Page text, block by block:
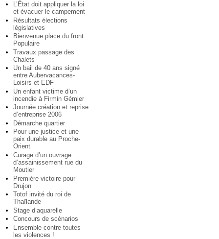
L’État doit appliquer la loi
et évacuer le campement
Résultats élections
législatives
Bienvenue place du front
Populaire
Travaux passage des
Chalets
Un bail de 40 ans signé
entre Aubervacances-
Loisirs et EDF
Un enfant victime d’un
incendie à Firmin Gémier
Journée création et reprise
d’entreprise 2006
Démarche quartier
Pour une justice et une
paix durable au Proche-
Orient
Curage d’un ouvrage
d’assainissement rue du
Moutier
Première victoire pour
Drujon
Totof invité du roi de
Thaïlande
Stage d’aquarelle
Concours de scénarios
Ensemble contre toutes
les violences !